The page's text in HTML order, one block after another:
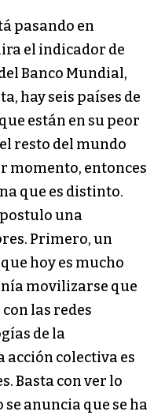
pasando en
el indicador de
Banco Mundial,
hay seis países de
están en su peor
resto del mundo
momento, entonces
que es distinto.
una
Primero, un
hoy es mucho
movilizarse que
con las redes
de la
acción colectiva es
Basta con ver lo
anuncia que se ha